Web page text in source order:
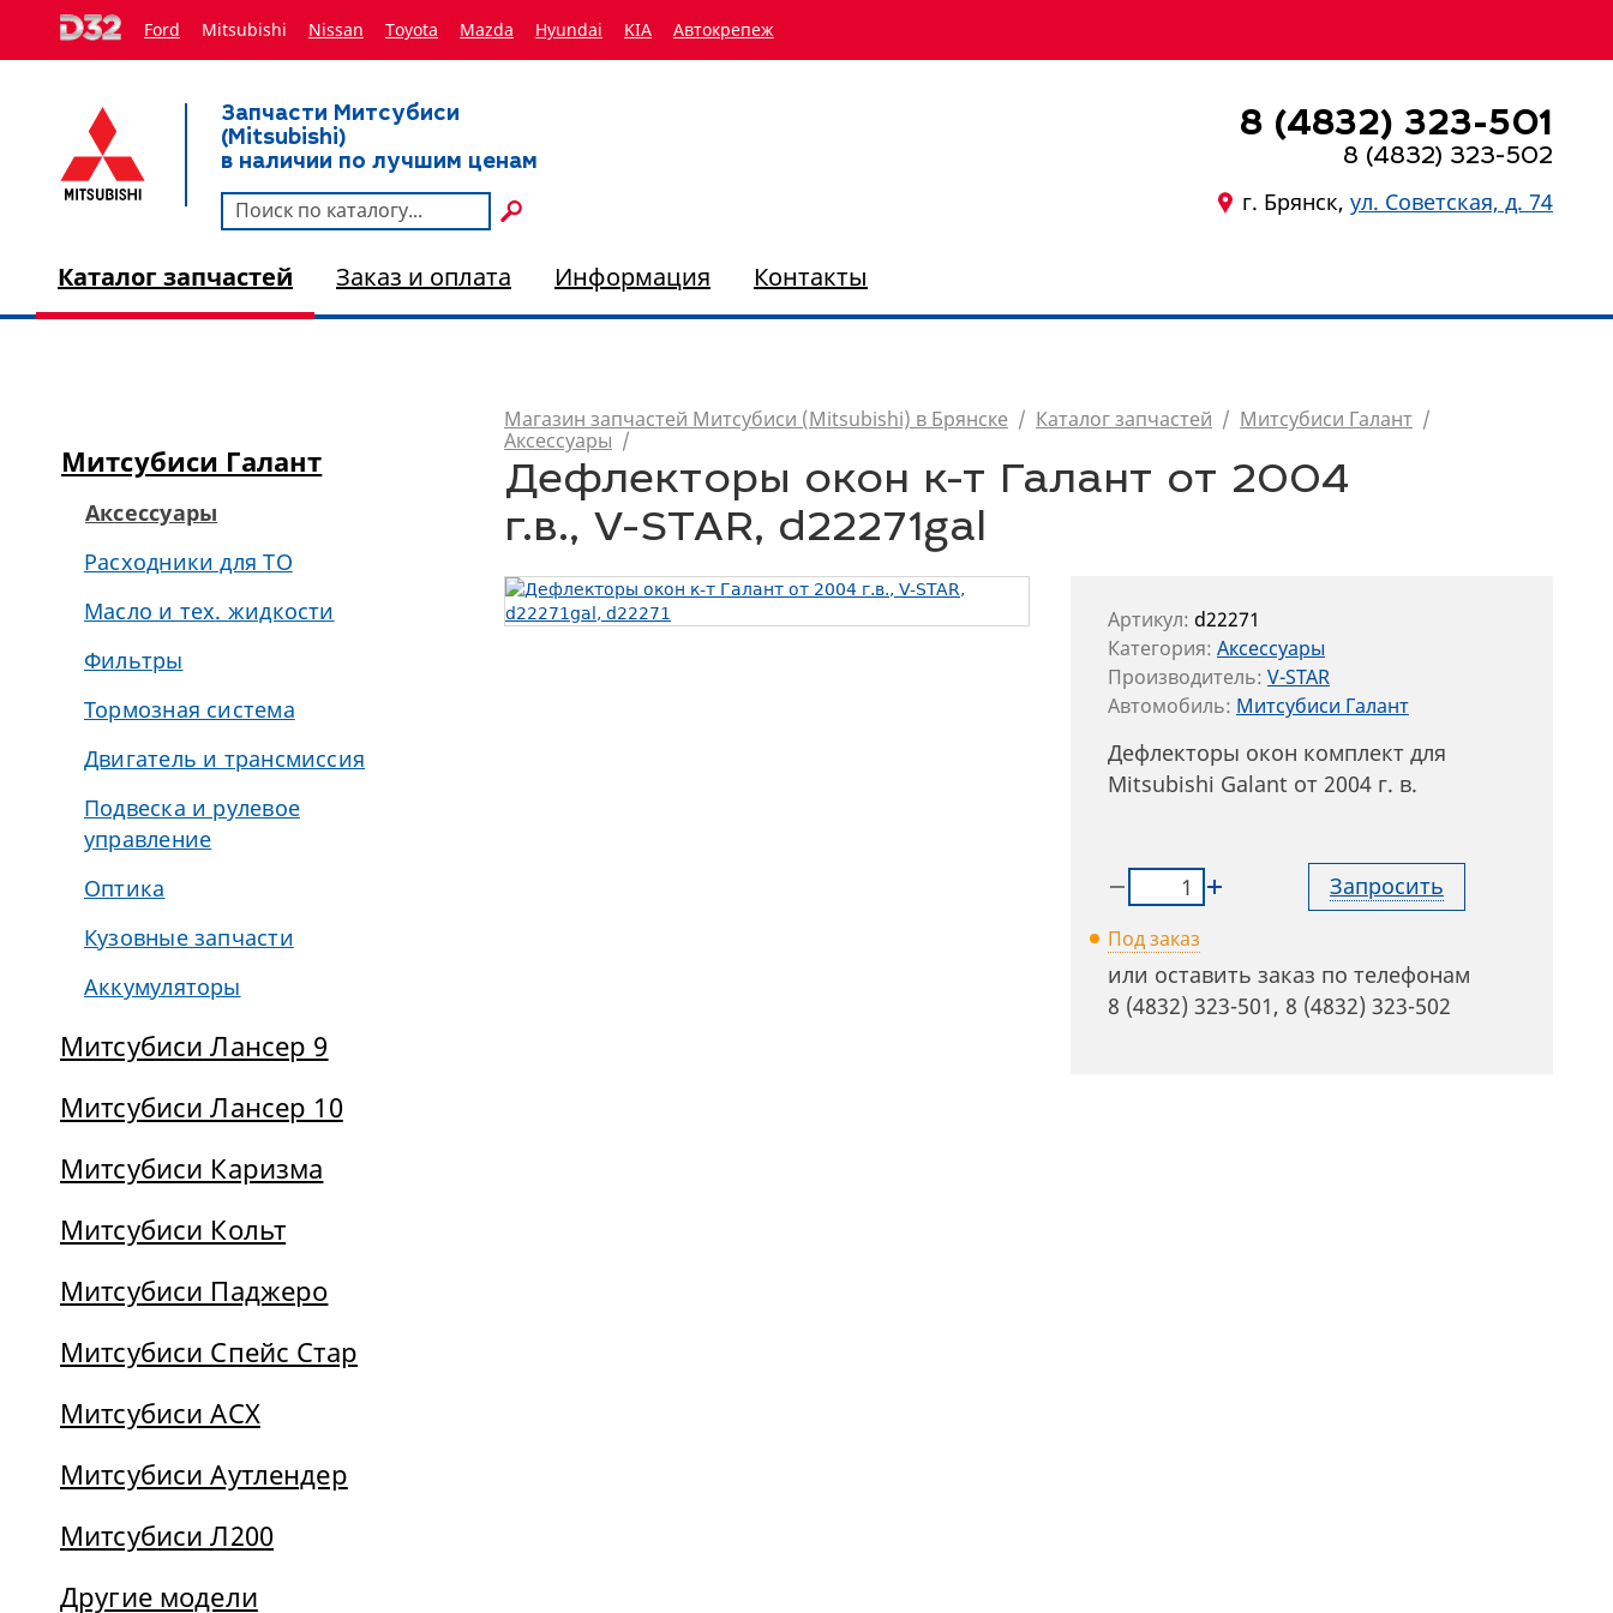
Ford Mitsubishi Nissan Toyota Мazda Hyundai KIA Автокрепеж
Запчасти Митсубиси
(Mitsubishi)
в наличии по лучшим ценам
8 (4832) 323-501
8 (4832) 323-502
г. Брянск, ул. Советская, д. 74
Каталог запчастей Заказ и оплата Информация Контакты
Митсубиси Галант
Аксессуары
Расходники для ТО
Масло и тех. жидкости
Фильтры
Тормозная система
Двигатель и трансмиссия
Подвеска и рулевое
управление
Оптика
Кузовные запчасти
Аккумуляторы
Митсубиси Лансер 9
Митсубиси Лансер 10
Митсубиси Каризма
Митсубиси Кольт
Митсубиси Паджеро
Митсубиси Спейс Стар
Митсубиси АСХ
Митсубиси Аутлендер
Митсубиси Л200
Другие модели
Магазин запчастей Митсубиси (Mitsubishi) в Брянске / Каталог запчастей / Митсубиси Галант /
Аксессуары /
Дефлекторы окон к-т Галант от 2004
г.в., V-STAR, d22271gal
Артикул: d22271
Категория: Аксессуары
Производитель: V-STAR
Автомобиль: Митсубиси Галант
Дефлекторы окон комплект для
Mitsubishi Galant от 2004 г. в.
Запросить
Под заказ
или оставить заказ по телефонам
8 (4832) 323-501, 8 (4832) 323-502